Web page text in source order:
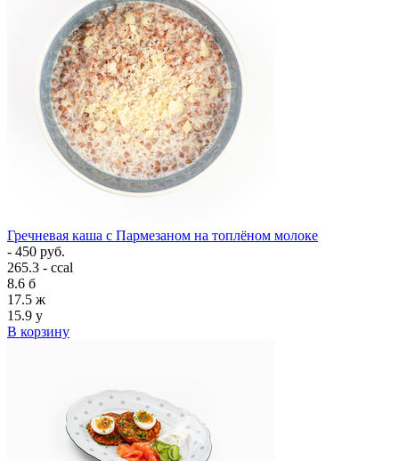
Гречневая каша с Пармезаном на топлёном молоке
- 450 руб.
265.3 - ccal
8.6 б
17.5 ж
15.9 у
В корзину